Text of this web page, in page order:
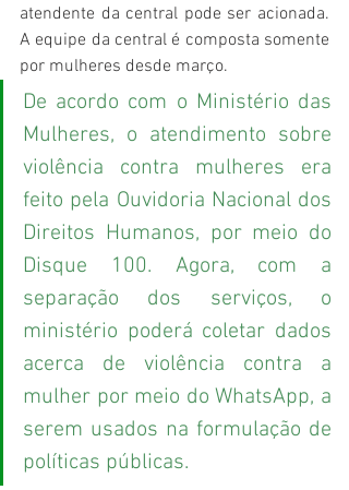
atendente da central pode ser acionada.
A equipe da central é composta somente
por mulheres desde março.
De acordo com o Ministério das
Mulheres, o atendimento sobre
violência contra mulheres era
feito pela Ouvidoria Nacional dos
Direitos Humanos, por meio do
Disque 100. Agora, com a
separação dos serviços, o
ministério poderá coletar dados
acerca de violência contra a
mulher por meio do WhatsApp, a
serem usados na formulação de
políticas públicas.